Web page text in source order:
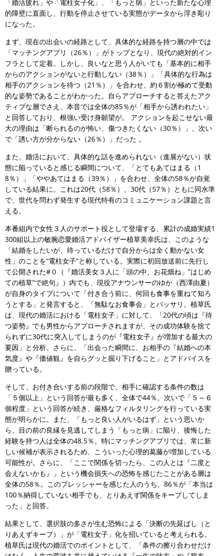
「婚活疲れ」や「電柱女子化」、「もっと病」といった新たな心理
的障壁に直面し、行動を停止させている実態がデータから浮き彫り
になった。
まず、現在の出会いの経路として、具体的な経路を持つ層の中では
「マッチングアプリ（26％）」がトップとなり、現代の絶対的イン
フラとして定着。しかし、良いなと思う人がいても「基本的に相手
からのアクションがないと行動しない（38％）」「具体的な行為は
相手のアクションを待つ（21％）」を合わせ、約６割が極めて受動
的な姿勢であることがわかった。自らアプローチすると答えたアク
ティブな層でさえ、本音では全体の85％が「相手から誘われたい」
と回答しており、根強い受け身願望が。 アクションを起こせない最
大の理由は「断られるのが怖い、傷つきたくない（30％）」、次い
で「誘い方が分からない（26％）」だった 。
また、婚活において、具体的な話を進められない（進展がない）状
態に陥っていると感じる瞬間について、「とてもあてはまる（1
8％）」「ややあてはまる（39％）」を合わせ、全体の58％が自覚
している結果に。これは20代（58％）、30代（57％）ともに同水準
で、世代を問わず発生する現代特有のコミュニケーション課題と言
える。
本番組内で女性３人のサポート役として登場する、累計の成婚実績1
300組以上の敏腕恋愛婚活アドバイザー植草美幸氏は、このような
「結婚をしたいが、待っているだけで自分からは全く動かない女
性」のことを“電柱女子”と称している。実際に初回放送前に先行し
て公開された#０（『婚活美女３人に「頭の中、お花畑ね」”はじめ
ての植草”で絶句』）内でも、現役アナウンサーのゆか（西澤由夏）
が自身のタイプについて「付き合う前に、何回も食事を重ねて知ろ
うとする」と発言すると、「無駄なお食事会」とバッサリ。植草氏
は、現代の婚活における「電柱女子」に対して、「20代の頃は『待
つ姿勢』でも男性からアプローチされますが、その成功体験を捨て
られずに30代に突入してしまうのが『電柱女子』が増加する最大の
要因」と分析。さらに、「出会った瞬間に、お相手の『結婚への本
気度』や『価値観』を自らグッと掘り下げること」とアドバイスを
贈っている。
そして、お付き合いする前の段階で、相手に確認する条件の数は
「５個以上」という回答が最も多く、全体で44％。次いで「５～６
個程度」という回答が続き、厳格なフィルタリングを行っている実
態が明らかに。また、「もっと良い人がいるはず」という思いか
ら、目の前の良縁を見逃してしまう「もっと病」に陥り、後悔した
経験を持つ人は全体の48.5％。特にマッチングアプリでは、常に新
しい候補が表示されるため、こういった心理的葛藤が増加している
可能性が。さらに、「ここで関係を切ったら、この人とは『二度と
会えないかも』」という機会損失への恐怖を感じたことがある層は
全体の58％。このプレッシャーを感じた人のうち、86％が「本当は
100％納得していない相手でも、とりあえず関係をキープしてしま
った」と回答。
結果として、選択肢の多さが生む恐怖による「決断の先延ばし（と
りあえずキープ）」が「電柱女子」化を招いていると考えられる。
植草氏は現代の婚活でのポイントとして、「条件の擦り合わせだけ